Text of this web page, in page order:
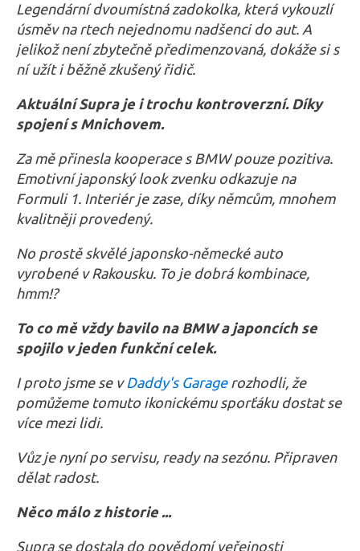
Legendární dvoumístná zadokolka, která vykouzlí
úsměv na rtech nejednomu nadšenci do aut. A
jelikož není zbytečně předimenzovaná, dokáže si s
ní užít i běžně zkušený řidič.
Aktuální Supra je i trochu kontroverzní. Díky
spojení s Mnichovem.
Za mě přinesla kooperace s BMW pouze pozitiva.
Emotivní japonský look zvenku odkazuje na
Formuli 1. Interiér je zase, díky němcům, mnohem
kvalitněji provedený.
No prostě skvělé japonsko-německé auto
vyrobené v Rakousku. To je dobrá kombinace,
hmm!?
To co mě vždy bavilo na BMW a japoncích se
spojilo v jeden funkční celek.
I proto jsme se v Daddy's Garagerozhodli, že
pomůžeme tomuto ikonickému sporťáku dostat se
více mezi lidi.
Vůz je nyní po servisu, ready na sezónu. Připraven
dělat radost.
Něco málo z historie ...
Supra se dostala do povědomí veřejnosti